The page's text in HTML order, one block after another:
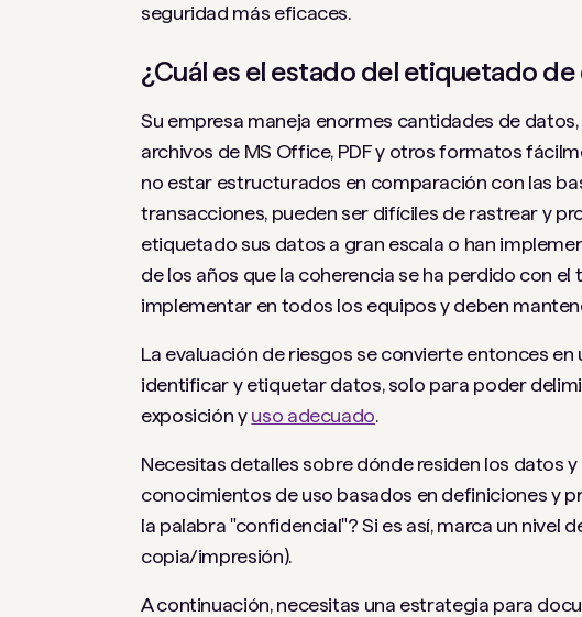
seguridad más eficaces.
¿Cuál es el estado del etiquetado de
Su empresa maneja enormes cantidades de
archivos de MS Office, PDF y otros formatos
no estar estructurados en comparación con las
transacciones, pueden ser difíciles de rastrear y
etiquetado sus datos a gran escala o han
de los años que la coherencia se ha perdido con
implementar en todos los equipos y deben
La evaluación de riesgos se convierte entonces
identificar y etiquetar datos, solo para poder
exposición yuso adecuado.
Necesitas detalles sobre dónde residen los datos
conocimientos de uso basados ​​en definiciones y
la palabra "confidencial"? Si es así, marca un nivel
copia/impresión).
A continuación, necesitas una estrategia para